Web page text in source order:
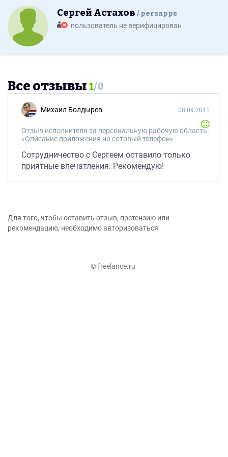
Сергей Астахов persapps
пользователь не верифицирован
Все отзывы1/0
Михаил Болдырев
Отзыв исполнителя за персональную рабочую область:
«Описание приложения на сотовый телефон»
08.09.2011
Сотрудничество с Сергеем оставило только
приятные впечатления. Рекомендую!
Для того, чтобы оставить отзыв, претензию или
рекомендацию, необходимо авторизоваться
© freelance.ru